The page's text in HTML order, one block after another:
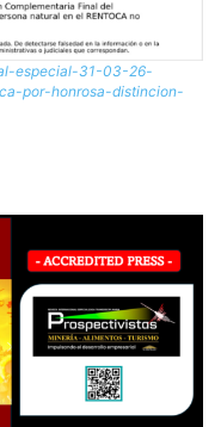
especial-31-03-26-
por-honrosa-distincion-